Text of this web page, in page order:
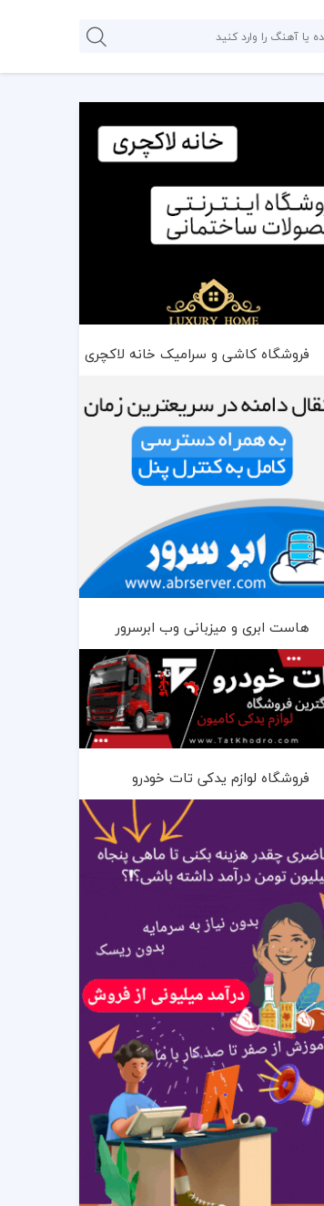
فروشگاه کاشی و سرامیک خانه لاکچری
هاست ابری و میزبانی وب ابرسرور
فروشگاه لوازم یدکی تات خودرو